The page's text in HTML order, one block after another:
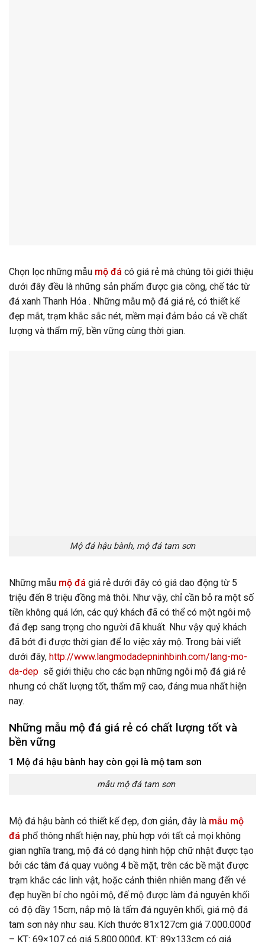
Chọn lọc những mẫu mộ đá có giá rẻ mà chúng tôi giới thiệu
dưới đây đều là những sản phẩm được gia công, chế tác từ
đá xanh Thanh Hóa . Những mẫu mộ đá giá rẻ, có thiết kế
đẹp mắt, trạm khắc sắc nét, mềm mại đảm bảo cả về chất
lượng và thẩm mỹ, bền vững cùng thời gian.
Mộ đá hậu bành, mộ đá tam sơn
Những mẫu mộ đá giá rẻ dưới đây có giá dao động từ 5
triệu đến 8 triệu đồng mà thôi. Như vậy, chỉ cần bỏ ra một số
tiền không quá lớn, các quý khách đã có thể có một ngôi mộ
đá đẹp sang trọng cho người đã khuất. Như vậy quý khách
đã bớt đi được thời gian để lo việc xây mộ. Trong bài viết
dưới đây, http://www.langmodadepninhbinh.com/lang-mo-
da-dep sẽ giới thiệu cho các bạn những ngôi mộ đá giá rẻ
nhưng có chất lượng tốt, thẩm mỹ cao, đáng mua nhất hiện
nay.
Những mẫu mộ đá giá rẻ có chất lượng tốt và
bền vững
1 Mộ đá hậu bành hay còn gọi là mộ tam sơn
mẫu mộ đá tam sơn
Mộ đá hậu bành có thiết kế đẹp, đơn giản, đây là mẫu mộ
đá phổ thông nhất hiện nay, phù hợp với tất cả mọi không
gian nghĩa trang, mộ đá có dạng hình hộp chữ nhật được tạo
bởi các tâm đá quay vuông 4 bề mặt, trên các bề mặt được
trạm khắc các linh vật, hoặc cảnh thiên nhiên mang đến vẻ
đẹp huyền bí cho ngôi mộ, đế mộ được làm đá nguyên khối
có độ dầy 15cm, nắp mộ là tấm đá nguyên khối, giá mộ đá
tam sơn này như sau. Kích thước 81x127cm giá 7.000.000đ
– KT: 69×107 có giá 5,800.000đ, KT: 89x133cm có giá